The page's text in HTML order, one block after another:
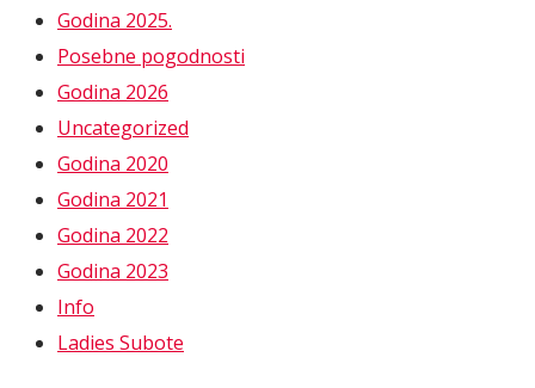
Godina 2025.
Posebne pogodnosti
Godina 2026
Uncategorized
Godina 2020
Godina 2021
Godina 2022
Godina 2023
Info
Ladies Subote